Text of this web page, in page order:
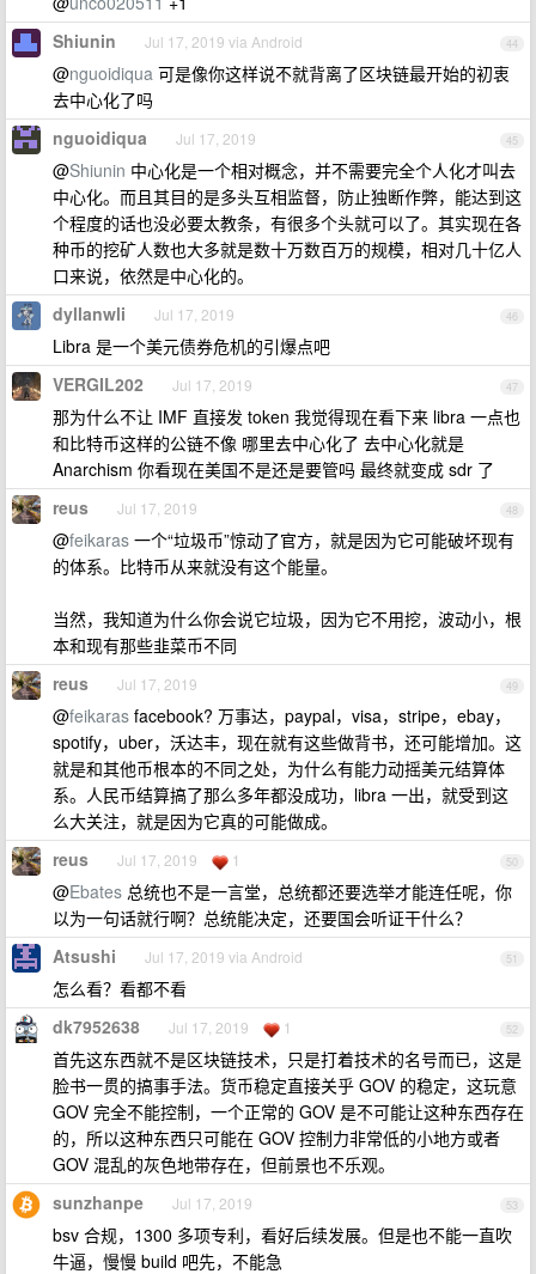
44
Shiunin Jul 17, 2019 via Android
@nguoidiqua 可是像你这样说不就背离了区块链最开始的初衷
去中心化了吗
45
nguoidiqua Jul 17, 2019
@Shiunin 中心化是一个相对概念，并不需要完全个人化才叫去
中心化。而且其目的是多头互相监督，防止独断作弊，能达到这
个程度的话也没必要太教条，有很多个头就可以了。其实现在各
种币的挖矿人数也大多就是数十万数百万的规模，相对几十亿人
口来说，依然是中心化的。
46
dyllanwli Jul 17, 2019
Libra 是一个美元债券危机的引爆点吧
47
VERGIL202 Jul 17, 2019
那为什么不让 IMF 直接发 token 我觉得现在看下来 libra 一点也
和比特币这样的公链不像 哪里去中心化了 去中心化就是
Anarchism 你看现在美国不是还是要管吗 最终就变成 sdr 了
48
reus Jul 17, 2019
@feikaras 一个“垃圾币”惊动了官方，就是因为它可能破坏现有
的体系。比特币从来就没有这个能量。
当然，我知道为什么你会说它垃圾，因为它不用挖，波动小，根
本和现有那些韭菜币不同
49
reus Jul 17, 2019
@feikaras facebook? 万事达，paypal，visa，stripe，ebay，
spotify，uber，沃达丰，现在就有这些做背书，还可能增加。这
就是和其他币根本的不同之处，为什么有能力动摇美元结算体
系。人民币结算搞了那么多年都没成功，libra 一出，就受到这
么大关注，就是因为它真的可能做成。
50
reus Jul 17, 2019 1
@Ebates 总统也不是一言堂，总统都还要选举才能连任呢，你
以为一句话就行啊？总统能决定，还要国会听证干什么？
51
Atsushi Jul 17, 2019 via Android
怎么看？看都不看
52
dk7952638 Jul 17, 2019 1
首先这东西就不是区块链技术，只是打着技术的名号而已，这是
脸书一贯的搞事手法。货币稳定直接关乎 GOV 的稳定，这玩意
GOV 完全不能控制，一个正常的 GOV 是不可能让这种东西存在
的，所以这种东西只可能在 GOV 控制力非常低的小地方或者
GOV 混乱的灰色地带存在，但前景也不乐观。
53
sunzhanpe Jul 17, 2019
bsv 合规，1300 多项专利，看好后续发展。但是也不能一直吹
牛逼，慢慢 build 吧先，不能急